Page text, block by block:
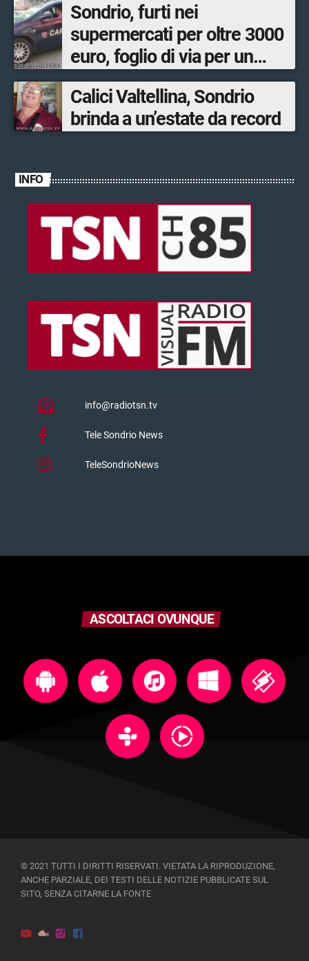
Sondrio, furti nei
supermercati per oltre 3000
euro, foglio di via per un
ventinovenne
Calici Valtellina, Sondrio
brinda a un’estate da record
INFO
info@radiotsn.tv
Tele Sondrio News
TeleSondrioNews
ASCOLTACI OVUNQUE
© 2021 TUTTI I DIRITTI RISERVATI. VIETATA LA RIPRODUZIONE,
ANCHE PARZIALE, DEI TESTI DELLE NOTIZIE PUBBLICATE SUL
SITO, SENZA CITARNE LA FONTE